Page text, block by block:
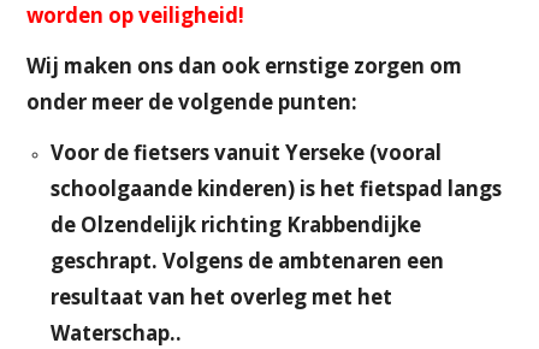
worden op veiligheid!
Wij maken ons dan ook ernstige zorgen om
onder meer de volgende punten:
Voor de fietsers vanuit Yerseke (vooral
schoolgaande kinderen) is het fietspad langs
de Olzendelijk richting Krabbendijke
geschrapt. Volgens de ambtenaren een
resultaat van het overleg met het
Waterschap..